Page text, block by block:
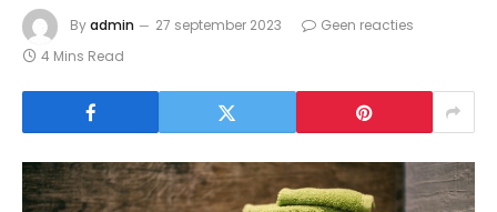
Byadmin 27 september 2023
Geen reacties
4 Mins Read